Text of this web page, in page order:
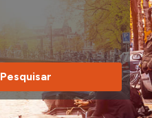
Pesquisar